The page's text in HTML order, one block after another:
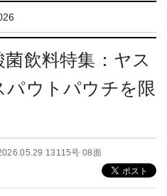
飲料特集：ヤス
ウトパウチを限
13115号 08面